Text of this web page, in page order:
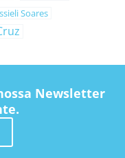
Soares
Newsletter